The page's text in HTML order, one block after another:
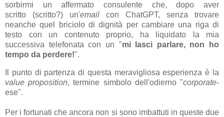
sorbirmi un affermato consulente che, dopo aver
scritto (scritto?) un'email con ChatGPT, senza trovare
neanche quel briciolo di dignità per cambiare una riga di
testo con un contenuto proprio, ha liquidato la mia
successiva telefonata con un "mi lasci parlare, non ho
tempo da perdere!".
Il punto di partenza di questa meravigliosa esperienza è la
value proposition, termine simbolo dell'odierno "corporate-
ese".
Per i fortunati che ancora non si sono imbattuti in queste due